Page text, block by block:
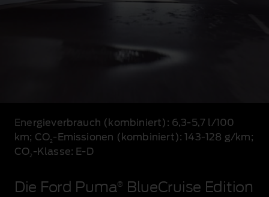
Ford
Puma
BlueCruise
Edition
durch
einen
Energieverbrauch (kombiniert) : 6,3‑5,7 l/100
km; CO2 ‑Emissionen (kombiniert): 143‑128 g/km;
CO2 ‑Klasse: E‑D
Die Ford Puma®
BlueCruise Edition